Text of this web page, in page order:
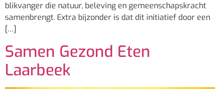
blikvanger die natuur, beleving en gemeenschapskracht
samenbrengt. Extra bijzonder is dat dit initiatief door een
[…]
Samen Gezond Eten
Laarbeek